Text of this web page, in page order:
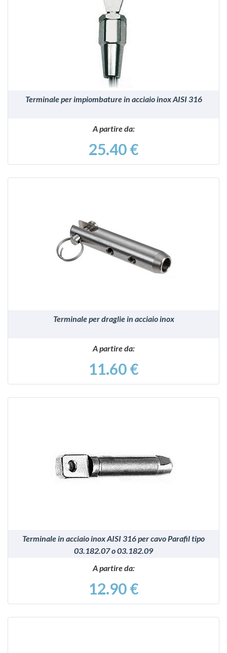
VEDI
Terminale per impiombature in acciaio inox AISI 316
A partire da:
25.40 €
VEDI
Terminale per draglie in acciaio inox
A partire da:
11.60 €
VEDI
Terminale in acciaio inox AISI 316 per cavo Parafil tipo
03.182.07 o 03.182.09
A partire da:
12.90 €